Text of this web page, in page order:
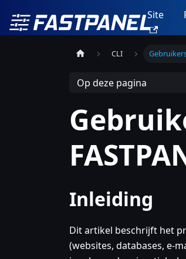
Site
CLI
Op deze pagina
Inleiding
Dit artikel beschrijft het
(websites, databases, e-